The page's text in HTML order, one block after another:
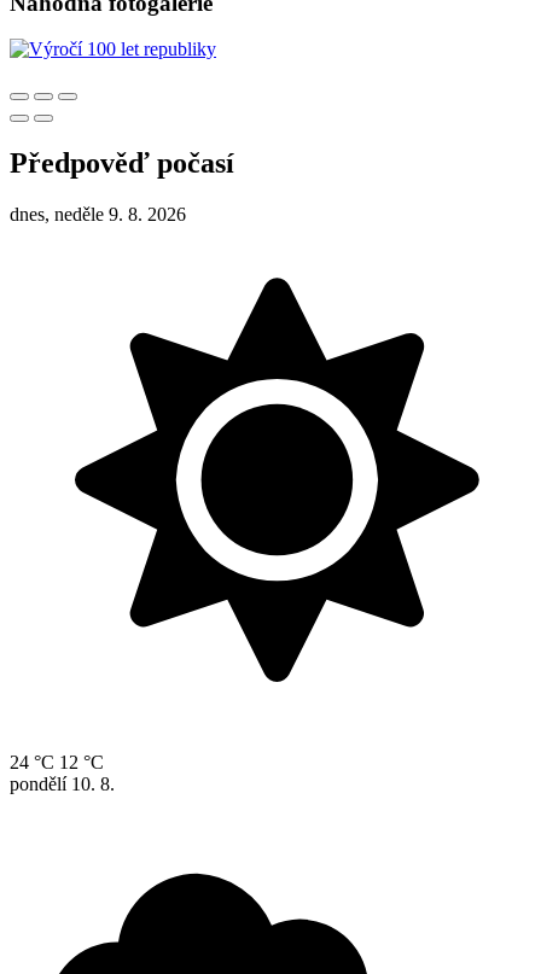
Předpověď počasí
dnes, neděle 9. 8. 2026
24 °C 12 °C
pondělí 10. 8.